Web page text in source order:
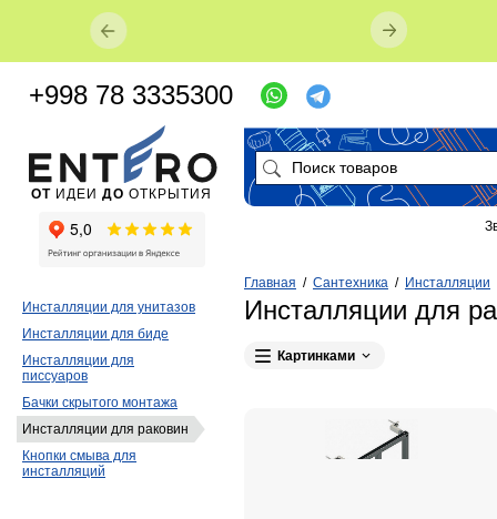
Главная / Сантехника / Инсталляции
Инсталляции для
Картинками
Инсталляции для унитазов
Инсталляции для биде
Инсталляции для
писсуаров
Бачки скрытого монтажа
Инсталляции для раковин
Кнопки смыва для
инсталляций
ОТ ИДЕИ ДО ОТКРЫТИЯ
+998 78 3335300